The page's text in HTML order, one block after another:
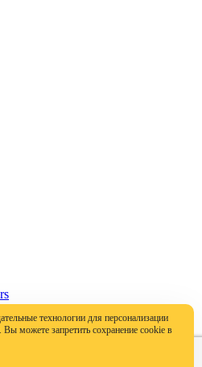
технологии для персонализации
Вы можете запретить сохранение cookie в